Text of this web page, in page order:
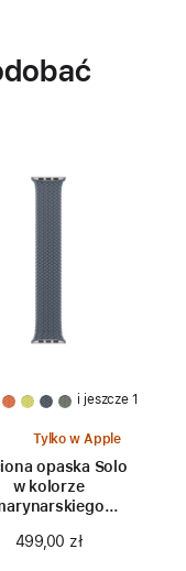
i jeszcze 1
Tylko w Apple
opaska Solo
w kolorze
mm – rozmiar 0
499,00 zł